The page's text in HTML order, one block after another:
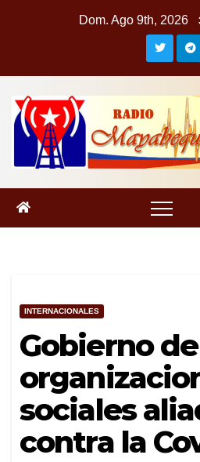
Dom. Ago 9th, 2026
INTERNACIONALES
Gobierno
sociales
contra la